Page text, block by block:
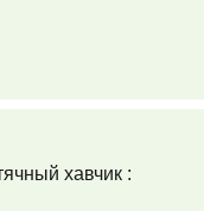
хавчик :